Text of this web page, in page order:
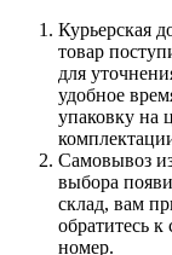
Курьерская
товар
для
удобное
упаковку на
Самовывоз
выбора
склад, вам
обратитесь к
номер.